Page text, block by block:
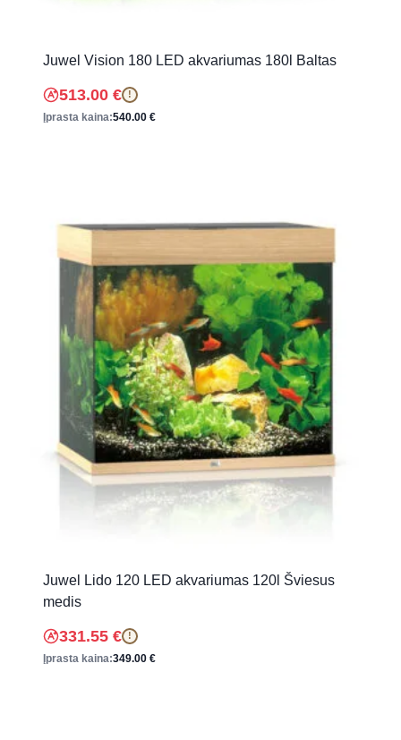
Juwel Vision 180 LED akvariumas 180l Baltas
513.00 € !
Įprasta kaina:540.00 €
Juwel Lido 120 LED akvariumas 120l Šviesus
medis
331.55 € !
Įprasta kaina:349.00 €